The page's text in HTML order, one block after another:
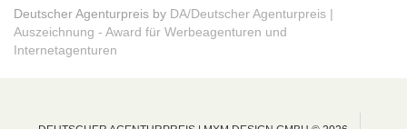
Deutscher Agenturpreis by DA/Deutscher Agenturpreis |
Auszeichnung - Award für Werbeagenturen und
Internetagenturen